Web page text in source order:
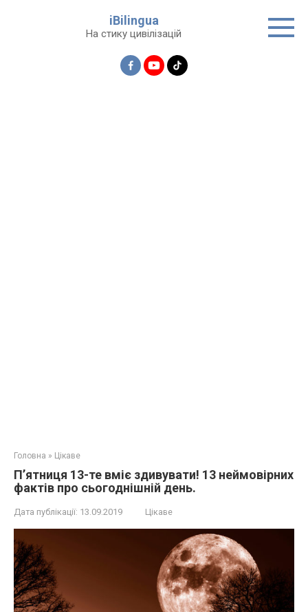
iBilingua
На стику цивілізацій
Головна » Цікаве
П’ятниця 13-те вміє здивувати! 13 неймовірних
фактів про сьогоднішній день.
Дата публікації: 13.09.2019 Цікаве